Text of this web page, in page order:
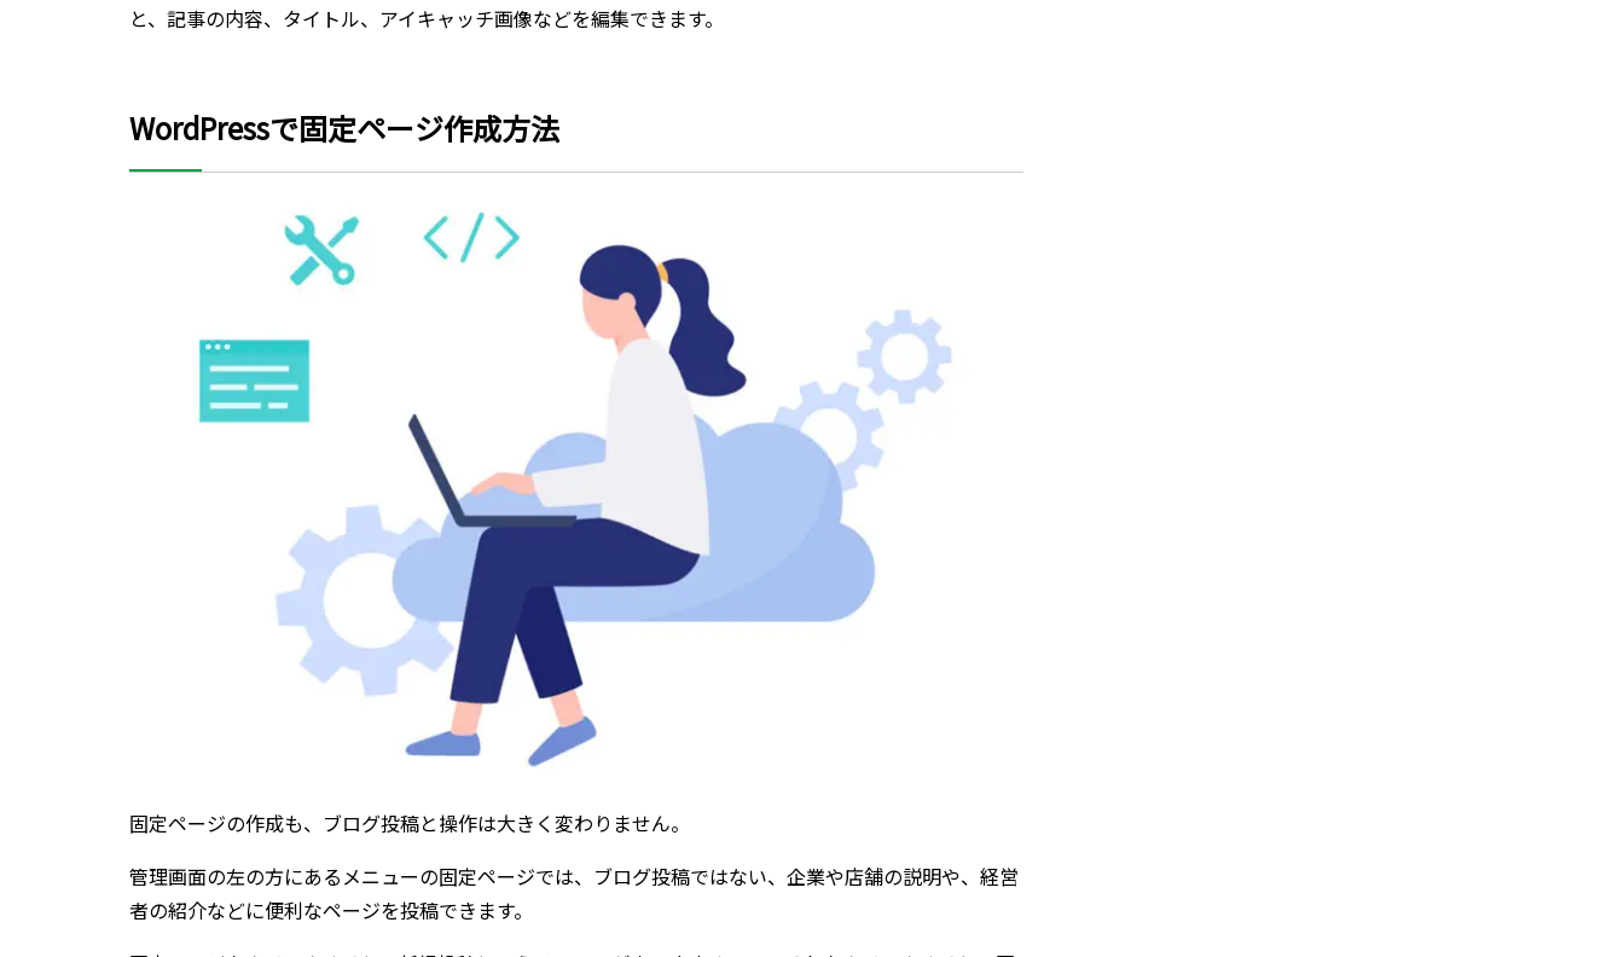
と、記事の内容、タイトル、アイキャッチ画像などを編集できます。
WordPressで固定ページ作成方法
固定ページの作成も、ブログ投稿と操作は大きく変わりません。
管理画面の左の方にあるメニューの固定ページでは、ブログ投稿ではない、企業や店舗の説明や、経営
者の紹介などに便利なページを投稿できます。